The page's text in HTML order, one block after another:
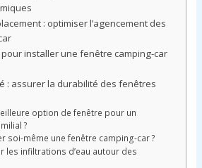
: optimiser l’agencement des
installer une fenêtre camping-car
: assurer la durabilité des fenêtres
option de fenêtre pour un
?
soi-même une fenêtre camping-car ?
les infiltrations d’eau autour des